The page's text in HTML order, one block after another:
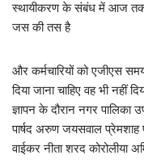
स्थायीकरण के संबंध में आज तक
जस की तस है
और कर्मचारियों को एजीएस
दिया जाना चाहिए वह भी नहीं
ज्ञापन के दौरान नगर पालिका
पार्षद अरुण जयसवाल प्रेमशाह
वाईकर नीता शरद कोरोलीया